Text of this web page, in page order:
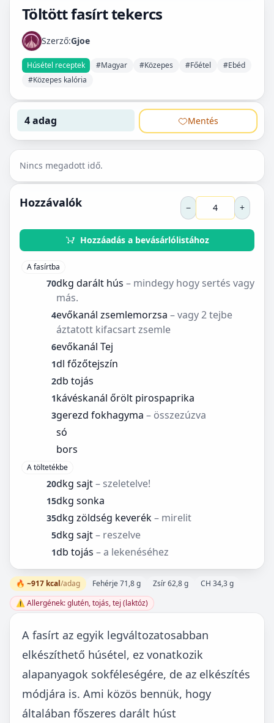
Töltött fasírt tekercs
Szerző:Gjoe
Húsétel receptek #Magyar #Közepes #Főétel
#Ebéd
#Közepes kalória
4 adag Mentés
Nincs megadott idő.
Hozzávalók − +
Hozzáadás a bevásárlólistához
A fasírtba
70dkg darált hús – mindegy hogy sertés vagy
más.
4evőkanál zsemlemorzsa – vagy 2 tejbe
áztatott kifacsart zsemle
6evőkanál Tej
1dl főzőtejszín
2db tojás
1kávéskanál őrölt pirospaprika
3gerezd fokhagyma – összezúzva
só
bors
A töltetékbe
20dkg sajt– szeletelve!
15dkg sonka
35dkg zöldség keverék– mirelit
5dkg sajt– reszelve
1db tojás – a lekenéséhez
🔥 ~917 kcal/adag Fehérje 71,8 g Zsír 62,8 g
CH 34,3 g
⚠️ Allergének: glutén, tojás, tej (laktóz)
A fasírt az egyik legváltozatosabban
elkészíthető húsétel, ez vonatkozik
alapanyagok sokféleségére, de az elkészítés
módjára is. Ami közös bennük, hogy
általában főszeres darált húst